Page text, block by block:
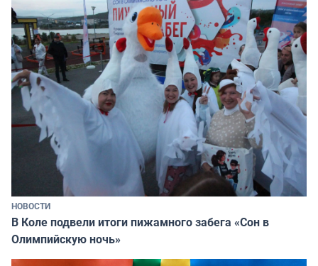
НОВОСТИ
В Коле подвели итоги пижамного забега «Сон в
Олимпийскую ночь»